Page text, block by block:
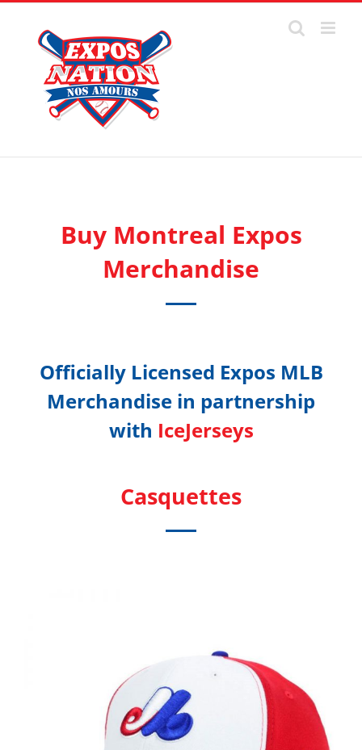
Passer
contenu
Buy Montreal Expos
Merchandise
Officially Licensed Expos MLB
Merchandise in partnership
with IceJerseys
Casquettes